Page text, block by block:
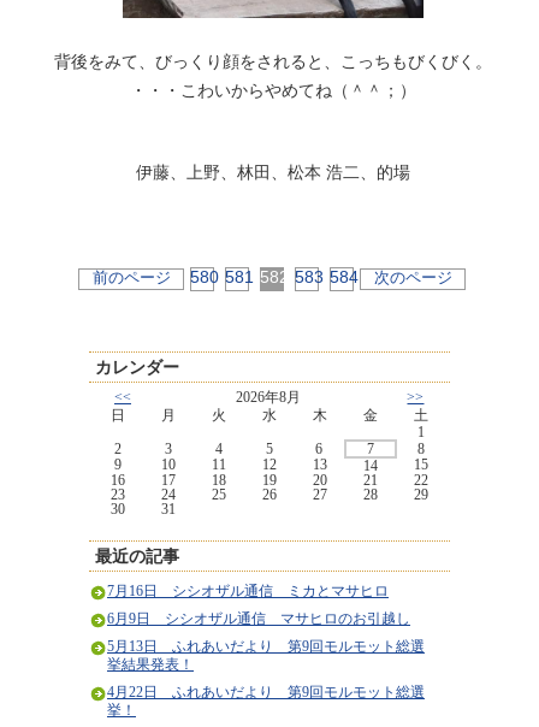
背後をみて、びっくり顔をされると、こっちもびくびく。
・・・こわいからやめてね（＾＾；）
伊藤、上野、林田、松本 浩二、的場
前のページ 580 581 582 583 584 次のページ
カレンダー
<< 2026年8月
>>
日
月 火 水 木 金
土
1
2
3 4 5 6 7
8
9
10 11 12 13 14
15
16
17 18 19 20 21
22
23
24 25 26 27 28
29
30
31
最近の記事
7月16日 シシオザル通信 ミカとマサヒロ
6月9日 シシオザル通信 マサヒロのお引越し
5月13日 ふれあいだより 第9回モルモット総選
挙結果発表！
4月22日 ふれあいだより 第9回モルモット総選
挙！